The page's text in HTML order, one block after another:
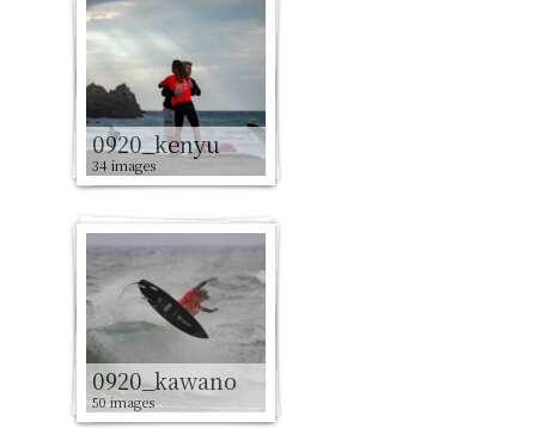
0920_kenyu
34 images
0920_kawano
50 images